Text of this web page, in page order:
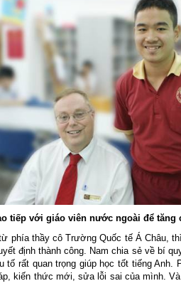
tiếp với giáo viên nước ngoài để
phía thầy cô Trường Quốc tế Á Châu,
định thành công. Nam chia sẻ về bí
tố rất quan trọng giúp học tốt tiếng
kiến thức mới, sửa lỗi sai của mình.